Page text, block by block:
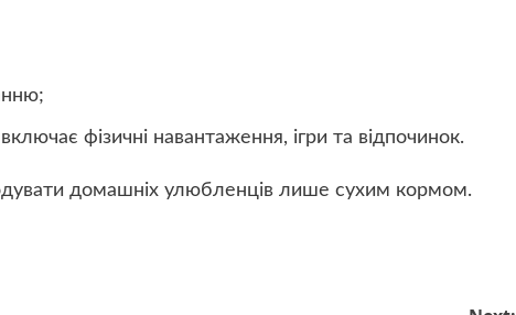
фізичні навантаження, ігри та відпочинок.
домашніх улюбленців лише сухим кормом.